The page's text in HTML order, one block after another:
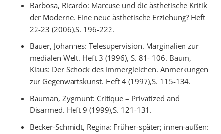
Barbosa, Ricardo: Marcuse und die ästhetische Kritik
der Moderne. Eine neue ästhetische Erziehung? Heft
22-23 (2006),S. 196-222.
Bauer, Johannes: Telesupervision. Marginalien zur
medialen Welt. Heft 3 (1996), S. 81- 106. Baum,
Klaus: Der Schock des Immergleichen. Anmerkungen
zur Gegenwartskunst. Heft 4 (1997),S. 115-134.
Bauman, Zygmunt: Critique – Privatized and
Disarmed. Heft 9 (1999),S. 121-131.
Becker-Schmidt, Regina: Früher-später; innen-außen: